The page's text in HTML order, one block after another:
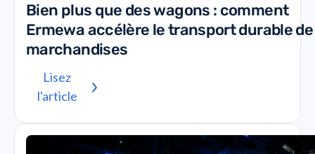
Bien plus que des wagons : comment
Ermewa accélère le transport durable de
marchandises
Lisez
l'article